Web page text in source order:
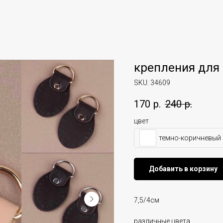
крепления
SKU: 34609
170 р. 240 р.
цвет
темно-коричневый
Добавить в корзину
7,5/4см
различные цвета